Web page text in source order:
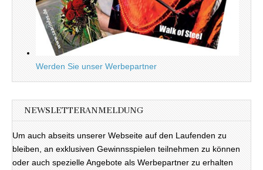
Werden Sie unser Werbepartner
NEWSLETTERANMELDUNG
Um auch abseits unserer Webseite auf den Laufenden zu
bleiben, an exklusiven Gewinnsspielen teilnehmen zu können
oder auch spezielle Angebote als Werbepartner zu erhalten